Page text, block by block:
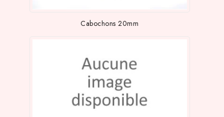
Cabochons 20mm